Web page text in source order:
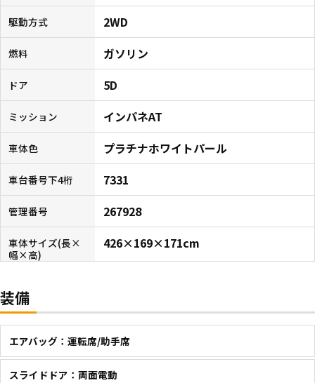
駆動方式 2WD
燃料 ガソリン
ドア 5D
ミッション インパネAT
車体色 プラチナホワイトパール
車台番号下4桁 7331
管理番号 267928
車体サイズ(長×
幅×高)
426×169×171cm
装備
エアバッグ：運転席/助手席
スライドドア：両面電動